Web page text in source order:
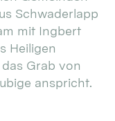
Schwaderlapp
mit Ingbert
Heiligen
Grab von
anspricht.